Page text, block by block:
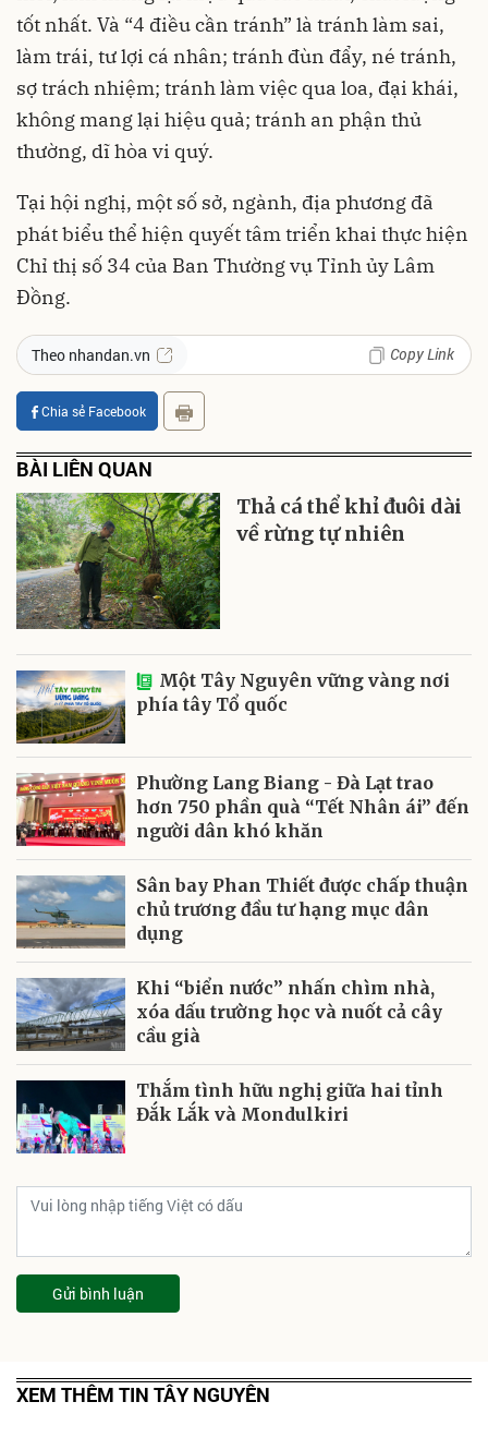
tốt nhất. Và “4 điều cần tránh” là tránh làm sai,
làm trái, tư lợi cá nhân; tránh đùn đẩy, né tránh,
sợ trách nhiệm; tránh làm việc qua loa, đại khái,
không mang lại hiệu quả; tránh an phận thủ
thường, dĩ hòa vi quý.
Tại hội nghị, một số sở, ngành, địa phương đã
phát biểu thể hiện quyết tâm triển khai thực hiện
Chỉ thị số 34 của Ban Thường vụ Tỉnh ủy Lâm
Đồng.
Theo nhandan.vn Copy Link
Chia sẻ Facebook
BÀI LIÊN QUAN
Thả cá thể khỉ đuôi dài
về rừng tự nhiên
Một Tây Nguyên vững vàng nơi
phía tây Tổ quốc
Phường Lang Biang - Đà Lạt trao
hơn 750 phần quà “Tết Nhân ái” đến
người dân khó khăn
Sân bay Phan Thiết được chấp thuận
chủ trương đầu tư hạng mục dân
dụng
Khi “biển nước” nhấn chìm nhà,
xóa dấu trường học và nuốt cả cây
cầu già
Thắm tình hữu nghị giữa hai tỉnh
Đắk Lắk và Mondulkiri
Gửi bình luận
XEM THÊM TIN TÂY NGUYÊN